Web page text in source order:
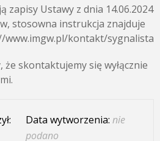
zapisy Ustawy z dnia 14.06.2024
stosowna instrukcja znajduje
www.imgw.pl/kontakt/sygnalista
skontaktujemy się wyłącznie
Data wytworzenia: nie
podano